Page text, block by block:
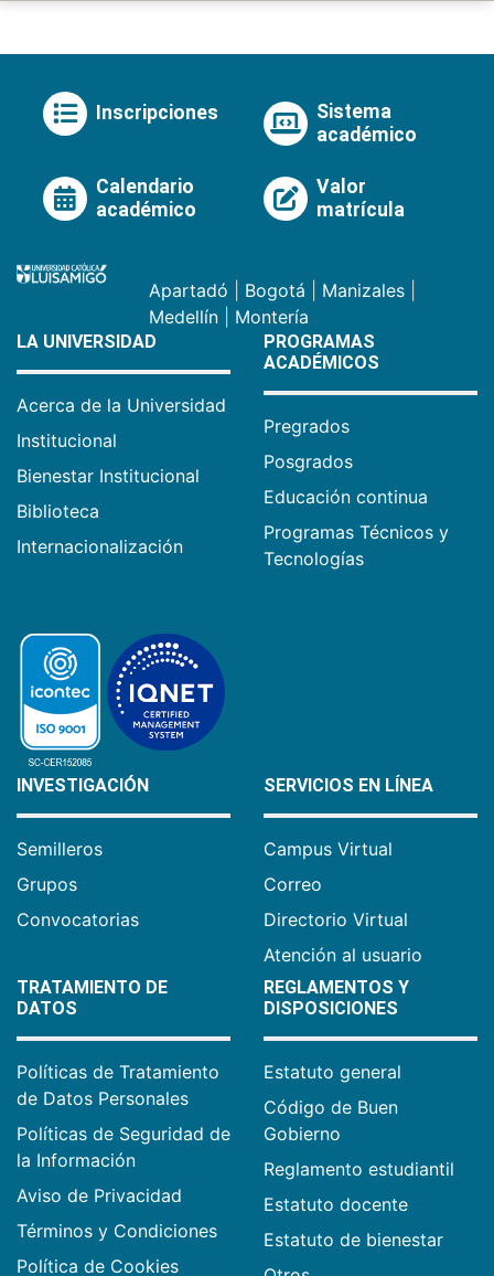
Inscripciones
Sistema
académico
Calendario
académico
Valor
matrícula
Apartadó Bogotá Manizales
Medellín
Montería
LA UNIVERSIDAD
Acerca de la Universidad
Institucional
Bienestar Institucional
Biblioteca
Internacionalización
PROGRAMAS
ACADÉMICOS
Pregrados
Posgrados
Educación continua
Programas Técnicos y
Tecnologías
INVESTIGACIÓN
Semilleros
Grupos
Convocatorias
SERVICIOS EN LÍNEA
Campus Virtual
Correo
Directorio Virtual
Atención al usuario
TRATAMIENTO DE
DATOS
Políticas de Tratamiento
de Datos Personales
Políticas de Seguridad de
la Información
Aviso de Privacidad
Términos y Condiciones
Política de Cookies
REGLAMENTOS Y
DISPOSICIONES
Estatuto general
Código de Buen
Gobierno
Reglamento estudiantil
Estatuto docente
Estatuto de bienestar